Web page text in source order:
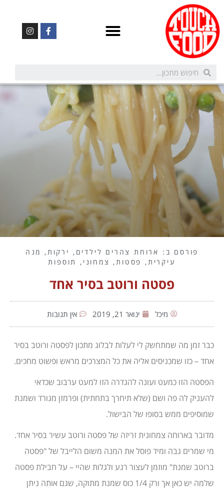
פורסם ב: ארוחת צהרים לילדים , ירקות, מנה
עיקרית, פסטות, צמחוני , תוספות
פסטה ורוטב בסיר אחד
מיכל ינואר 21, 2019 אין תגובות
כבר זמן מה שמתחשק לי לעלות לבלוג מתכון לפסטה ורוטב בסיר
אחד – כזו שמכניסים אליה את כל המצרכים מראש ופשוט מחכים.
הפסטה הזו כמעט ועונה להגדרה הזו למעט ערבוב שכדאי
להעניק לה פה ושם (שלא תיחרך בתחתית) ופרמזן מגורד ושמנת
שמוסיפים ממש בסופו של הבישול.
מדובר בארוחה צמחונית זריזה של פסטה ורוטב עשיר בסיר אחד.
מי שמרים גבה ומיד פוסל את המנה משום הלייבל של "פסטה
ברוטב שמנת" מוזמן לעצור רגע ולגלות שהיי – על חבילת פסטה
שלמה יש כאן אך ורק 1/4 כוס שמנת מתוקה, שגם אותה ניתן